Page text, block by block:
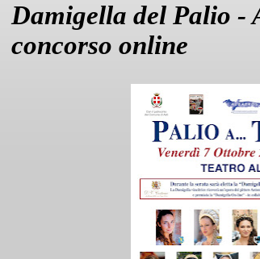
Damigella del Palio -
concorso online